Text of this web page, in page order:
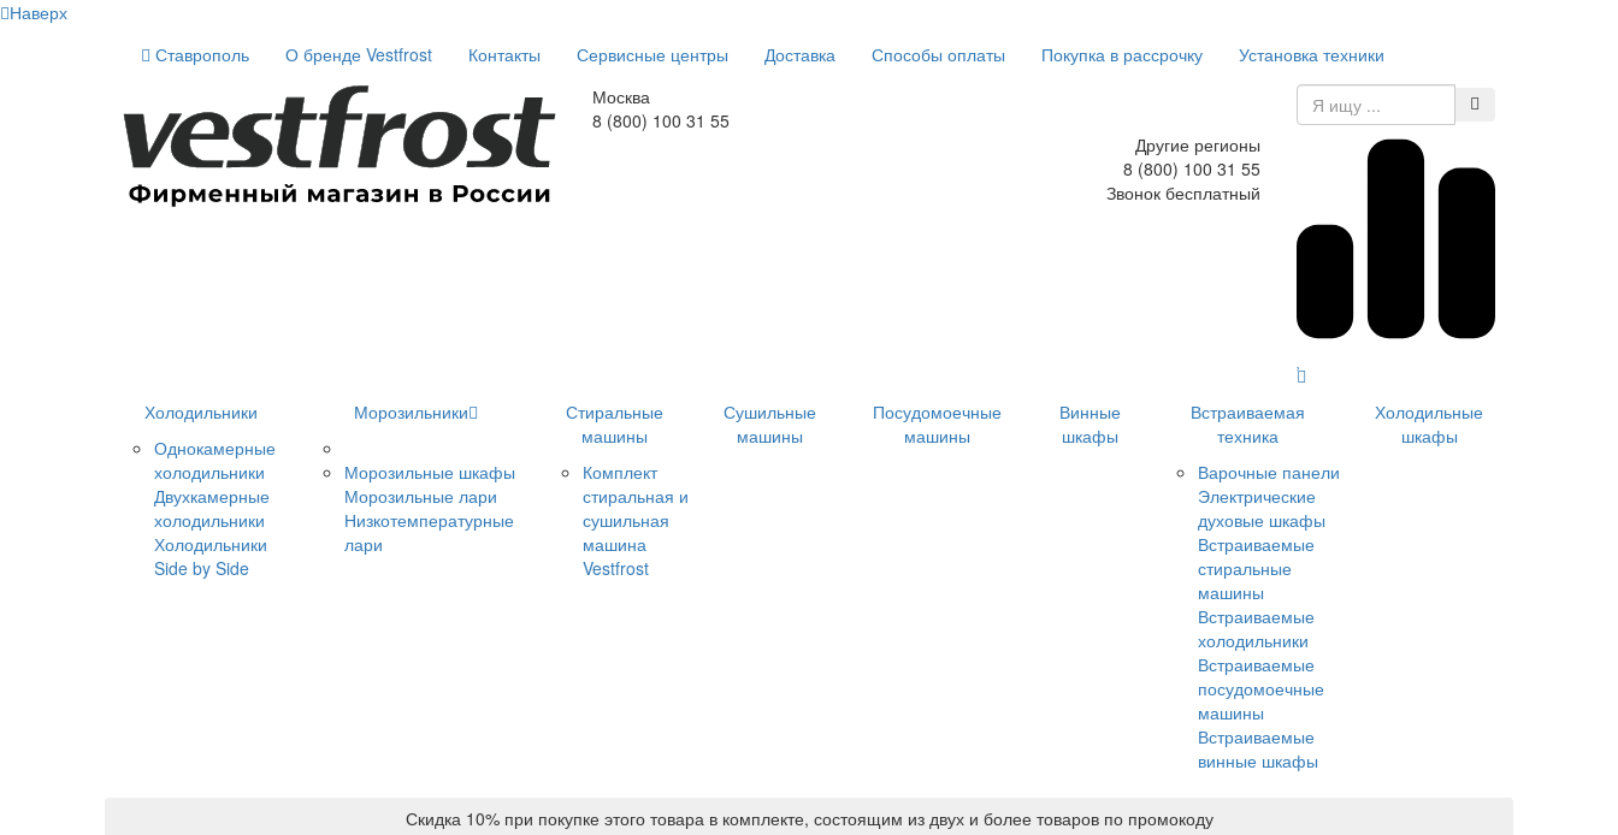
Наверх
Ставрополь
О бренде Vestfrost Контакты Сервисные центры Доставка Способы оплаты Покупка в рассрочку
Установка техники
Москва
8 (800) 100 31 55
Другие регионы
8 (800) 100 31 55
Звонок бесплатный
Холодильники
Однокамерные
холодильники
Двухкамерные
холодильники
Холодильники
Side by Side
Морозильники
Морозильные шкафы
Морозильные лари
Низкотемпературные
лари
Стиральные
машины
Комплект
стиральная и
сушильная
машина
Vestfrost
Сушильные
машины
Посудомоечные
машины
Винные
шкафы
Встраиваемая
техника
Варочные панели
Электрические
духовые шкафы
Встраиваемые
стиральные
машины
Встраиваемые
холодильники
Встраиваемые
посудомоечные
машины
Встраиваемые
винные шкафы
Холодильные
шкафы
Скидка 10% при покупке этого товара в комплекте, состоящим из двух и более товаров по промокоду